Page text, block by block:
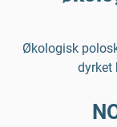
Økologisk
dyrket